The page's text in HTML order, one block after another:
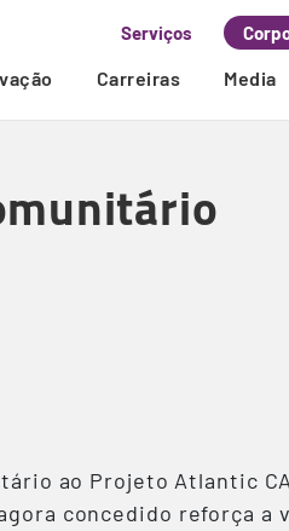
Serviços
Carreiras Media
ao Projeto Atlantic
concedido reforça a